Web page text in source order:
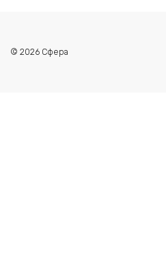
© 2026 Сфера